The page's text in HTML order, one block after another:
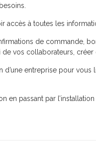
accès à toutes les
de commande,
vos collaborateurs, créer
entreprise pour
en passant par